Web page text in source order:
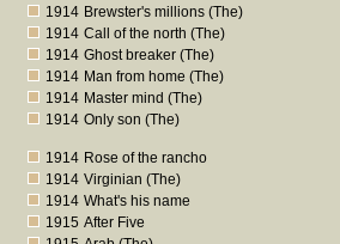
1914 Brewster's millions (The)
1914 Call of the north (The)
1914 Ghost breaker (The)
1914 Man from home (The)
1914 Master mind (The)
1914 Only son (The)
1914 Rose of the rancho
1914 Virginian (The)
1914 What's his name
1915 After Five